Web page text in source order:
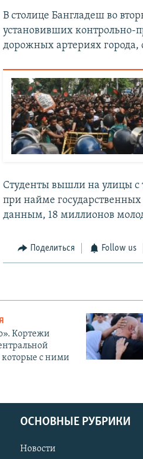
В столице Бангладеш во
установивших контрольно-
дорожных артериях города,
Студенты вышли на улицы с
при найме
данным, 18 миллионов
Поделиться Follow us
Кортежи
которые с ними
ОСНОВНЫЕ РУБРИКИ
Новости